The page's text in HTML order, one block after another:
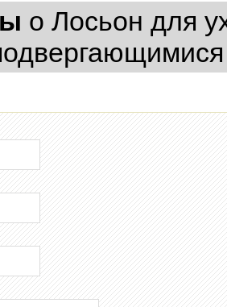
о Лосьон для